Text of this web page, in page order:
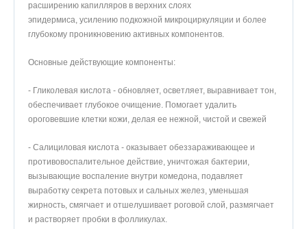
расширению капилляров в верхних слоях
эпидермиса, усилению подкожной микроциркуляции и более
глубокому проникновению активных компонентов.
Основные действующие компоненты:
- Гликолевая кислота - обновляет, осветляет, выравнивает тон,
обеспечивает глубокое очищение. Помогает удалить
ороговевшие клетки кожи, делая ее нежной, чистой и свежей
- Салициловая кислота - оказывает обеззараживающее и
противовоспалительное действие, уничтожая бактерии,
вызывающие воспаление внутри комедона, подавляет
выработку секрета потовых и сальных желез, уменьшая
жирность, смягчает и отшелушивает роговой слой, размягчает
и растворяет пробки в фолликулах.